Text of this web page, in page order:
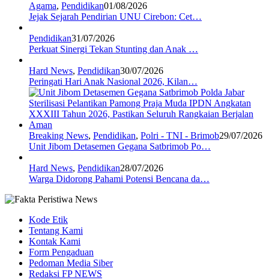
Agama, Pendidikan01/08/2026
Jejak Sejarah Pendirian UNU Cirebon: Cet…
Pendidikan31/07/2026
Perkuat Sinergi Tekan Stunting dan Anak …
Hard News, Pendidikan30/07/2026
Peringati Hari Anak Nasional 2026, Kilan…
Breaking News, Pendidikan, Polri - TNI - Brimob29/07/2026
Unit Jibom Detasemen Gegana Satbrimob Po…
Hard News, Pendidikan28/07/2026
Warga Didorong Pahami Potensi Bencana da…
Kode Etik
Tentang Kami
Kontak Kami
Form Pengaduan
Pedoman Media Siber
Redaksi FP NEWS